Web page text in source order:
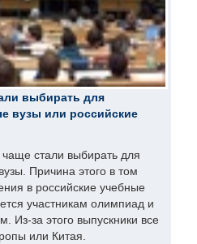
выбирать для
вузы или российские
чаще стали выбирать для
Причина этого в том
в российские учебные
участникам олимпиад и
Из-за этого выпускники все
или Китая.